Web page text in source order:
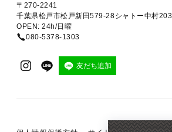
〒270-2241
千葉県松戸市松戸新田579-28シャトー中村203
OPEN: 24h/日曜
080-5378-1303
友だち追加